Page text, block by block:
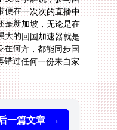
一篇文章 →